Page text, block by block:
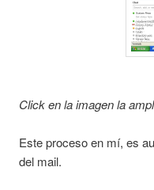
Click en la imagen la
Este proceso en mí, es
del mail.